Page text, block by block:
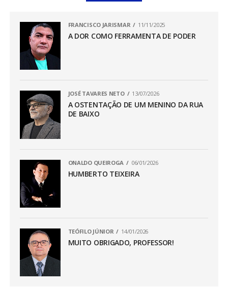
FRANCISCO JARISMAR 11/11/2025
A DOR COMO FERRAMENTA DE PODER
JOSÉ TAVARES NETO 13/07/2026
A OSTENTAÇÃO DE UM MENINO DA RUA
DE BAIXO
ONALDO QUEIROGA 06/01/2026
HUMBERTO TEIXEIRA
TEÓFILO JÚNIOR 14/01/2026
MUITO OBRIGADO, PROFESSOR!